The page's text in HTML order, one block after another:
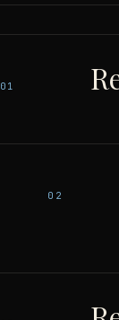
01
02